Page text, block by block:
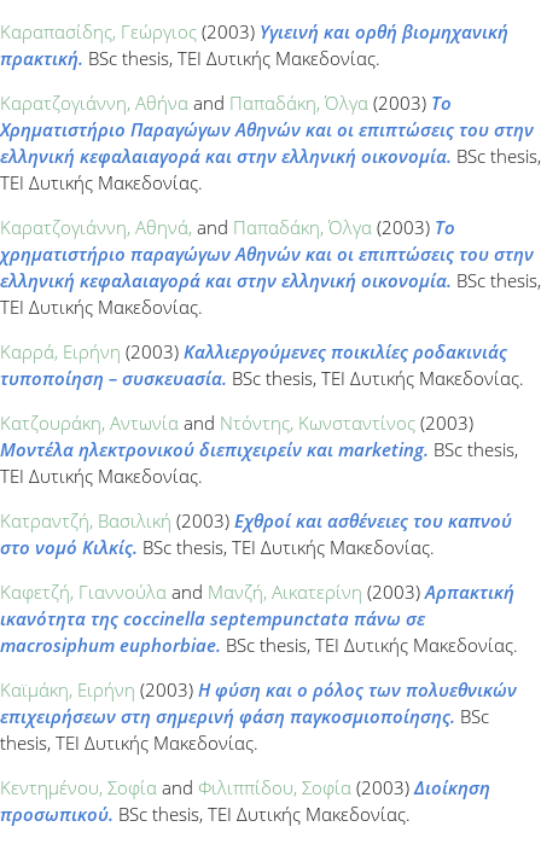
Καραπασίδης, Γεώργιος (2003) Υγιεινή και ορθή βιομηχανική
πρακτική. BSc thesis, ΤΕΙ Δυτικής Μακεδονίας.
Καρατζογιάννη, Αθήνα and Παπαδάκη, Όλγα (2003) Το
Χρηματιστήριο Παραγώγων Αθηνών και οι επιπτώσεις του στην
ελληνική κεφαλαιαγορά και στην ελληνική οικονομία. BSc thesis,
ΤΕΙ Δυτικής Μακεδονίας.
Καρατζογιάννη, Αθηνά, and Παπαδάκη, Όλγα (2003) Το
χρηματιστήριο παραγώγων Αθηνών και οι επιπτώσεις του στην
ελληνική κεφαλαιαγορά και στην ελληνική οικονομία. BSc thesis,
ΤΕΙ Δυτικής Μακεδονίας.
Καρρά, Ειρήνη (2003) Καλλιεργούμενες ποικιλίες ροδακινιάς
τυποποίηση – συσκευασία. BSc thesis, ΤΕΙ Δυτικής Μακεδονίας.
Κατζουράκη, Αντωνία and Ντόντης, Κωνσταντίνος (2003)
Μοντέλα ηλεκτρονικού διεπιχειρείν και marketing. BSc thesis,
ΤΕΙ Δυτικής Μακεδονίας.
Κατραντζή, Βασιλική (2003) Εχθροί και ασθένειες του καπνού
στο νομό Κιλκίς. BSc thesis, ΤΕΙ Δυτικής Μακεδονίας.
Καφετζή, Γιαννούλα and Μανζή, Αικατερίνη (2003)Αρπακτική
ικανότητα της coccinella septempunctata πάνω σε
macrosiphum euphorbiae. BSc thesis, ΤΕΙ Δυτικής Μακεδονίας.
Καϊμάκη, Ειρήνη (2003) Η φύση και ο ρόλος των πολυεθνικών
επιχειρήσεων στη σημερινή φάση παγκοσμιοποίησης. BSc
thesis, ΤΕΙ Δυτικής Μακεδονίας.
Κεντημένου, Σοφία and Φιλιππίδου, Σοφία (2003) Διοίκηση
προσωπικού. BSc thesis, ΤΕΙ Δυτικής Μακεδονίας.